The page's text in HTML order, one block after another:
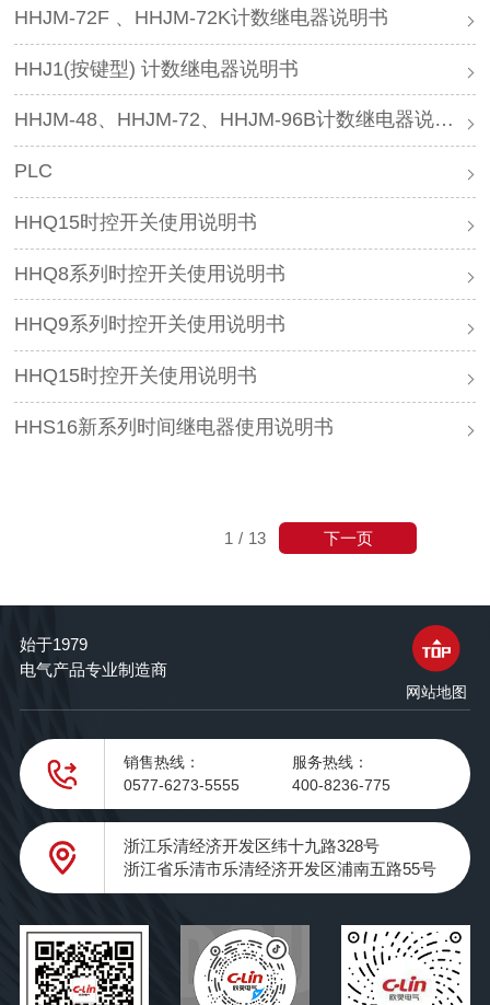
HHJM-72F 、HHJM-72K计数继电器说明书
HHJ1(按键型) 计数继电器说明书
HHJM-48、HHJM-72、HHJM-96B计数继电器说明书
PLC
HHQ15时控开关使用说明书
HHQ8系列时控开关使用说明书
HHQ9系列时控开关使用说明书
HHQ15时控开关使用说明书
HHS16新系列时间继电器使用说明书
1 / 13 下一页
始于1979
电气产品专业制造商
网站地图
销售热线：
0577-6273-5555
服务热线：
400-8236-775
浙江乐清经济开发区纬十九路328号
浙江省乐清市乐清经济开发区浦南五路55号